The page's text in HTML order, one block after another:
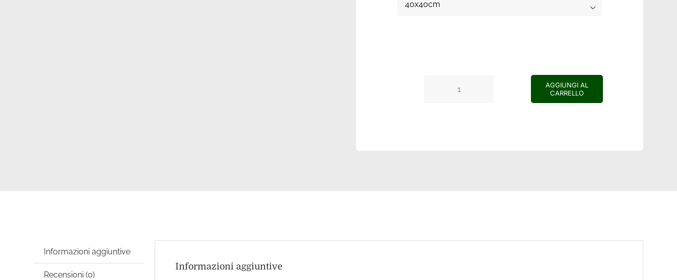

Cuscino
AGGIUNGI AL
CARRELLO
Informazioni aggiuntive
Recensioni (0)
Informazioni aggiuntive